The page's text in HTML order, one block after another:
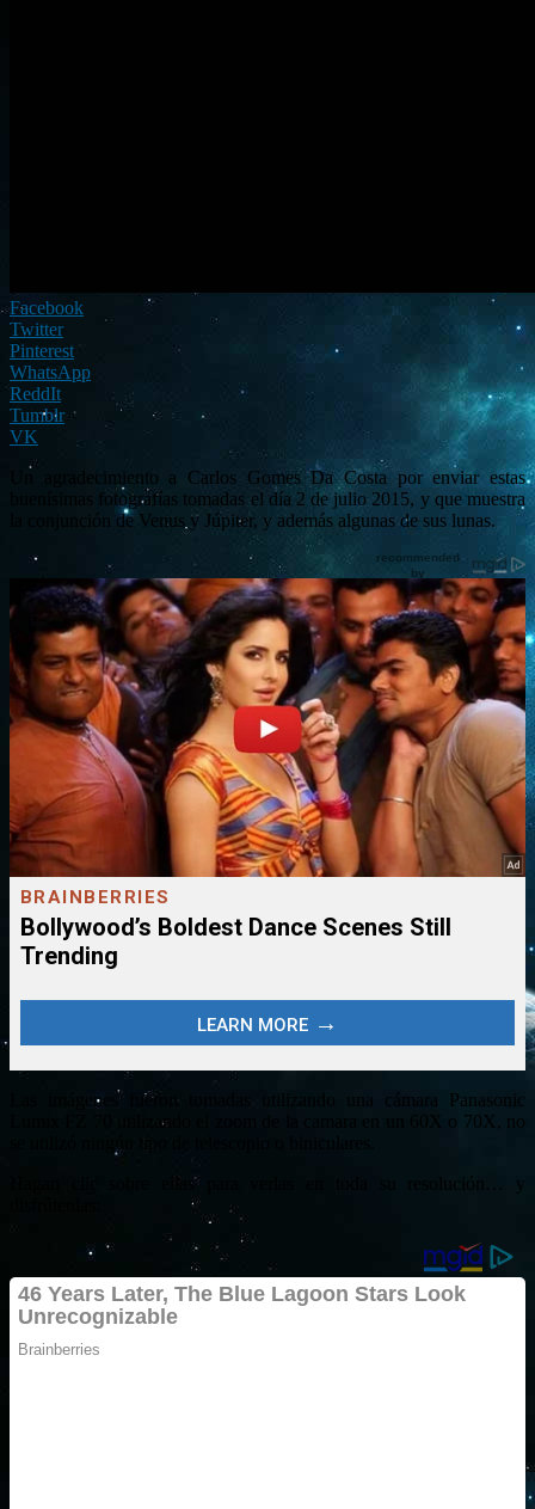
Facebook
Twitter
Pinterest
WhatsApp
ReddIt
Tumblr
VK
Un agradecimiento a Carlos Gomes Da Costa por enviar estas
buenísimas fotografías tomadas el día 2 de julio 2015, y que muestra
la conjunción de Venus y Júpiter, y además algunas de sus lunas.
Las imágenes fueron tomadas utilizando una cámara Panasonic
Lumix FZ 70 utilizando el zoom de la camara en un 60X o 70X, no
se utilizó ningún tipo de telescopio o biniculares.
Hagan clic sobre ellas para verlas en toda su resolución… y